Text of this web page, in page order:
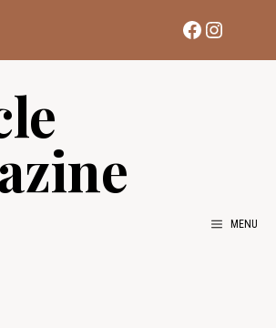
Facebook
MENU